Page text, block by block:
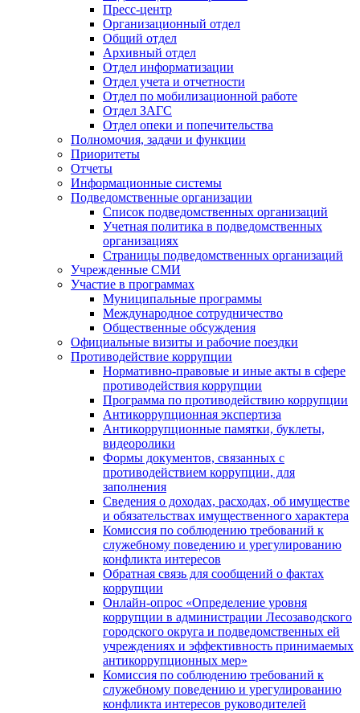
Пресс-центр
Организационный отдел
Общий отдел
Архивный отдел
Отдел информатизации
Отдел учета и отчетности
Отдел по мобилизационной работе
Отдел ЗАГС
Отдел опеки и попечительства
Полномочия, задачи и функции
Приоритеты
Отчеты
Информационные системы
Подведомственные организации
Список подведомственных организаций
Учетная политика в подведомственных
организациях
Страницы подведомственных организаций
Учрежденные СМИ
Участие в программах
Муниципальные программы
Международное сотрудничество
Общественные обсуждения
Официальные визиты и рабочие поездки
Противодействие коррупции
Нормативно-правовые и иные акты в сфере
противодействия коррупции
Программа по противодействию коррупции
Антикоррупционная экспертиза
Антикоррупционные памятки, буклеты,
видеоролики
Формы документов, связанных с
противодействием коррупции, для
заполнения
Сведения о доходах, расходах, об имуществе
и обязательствах имущественного характера
Комиссия по соблюдению требований к
служебному поведению и урегулированию
конфликта интересов
Обратная связь для сообщений о фактах
коррупции
Онлайн-опрос «Определение уровня
коррупции в администрации Лесозаводского
городского округа и подведомственных ей
учреждениях и эффективность принимаемых
антикоррупционных мер»
Комиссия по соблюдению требований к
служебному поведению и урегулированию
конфликта интересов руководителей